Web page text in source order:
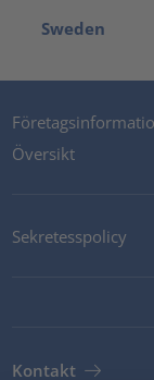
Sweden
Översikt
Sekretesspolicy
Kontakt